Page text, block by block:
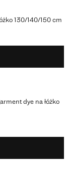
130/140/150 cm
NA ŁÓŻKO
dye na łóżko
WZOREM